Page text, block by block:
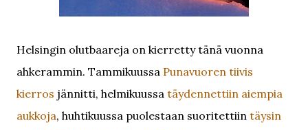
Helsingin olutbaareja on kierretty tänä vuonna
ahkerammin. Tammikuussa Punavuoren tiivis
kierros jännitti, helmikuussa täydennettiin aiempia
aukkoja, huhtikuussa puolestaan suoritettiin täysin